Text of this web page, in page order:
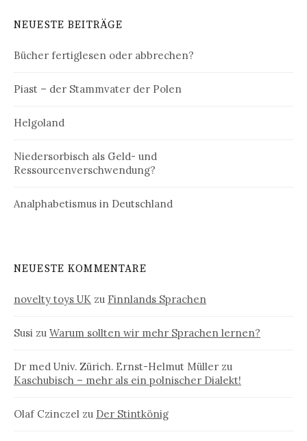
NEUESTE BEITRÄGE
Bücher fertiglesen oder abbrechen?
Piast – der Stammvater der Polen
Helgoland
Niedersorbisch als Geld- und
Ressourcenverschwendung?
Analphabetismus in Deutschland
NEUESTE KOMMENTARE
novelty toys UK zu Finnlands Sprachen
Susi zu Warum sollten wir mehr Sprachen lernen?
Dr med Univ. Zürich. Ernst-Helmut Müller zu
Kaschubisch – mehr als ein polnischer Dialekt!
Olaf Czinczel zu Der Stintkönig